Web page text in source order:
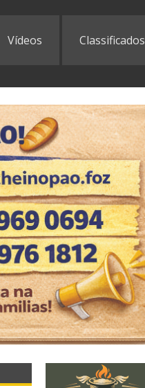
Vídeos Classificados